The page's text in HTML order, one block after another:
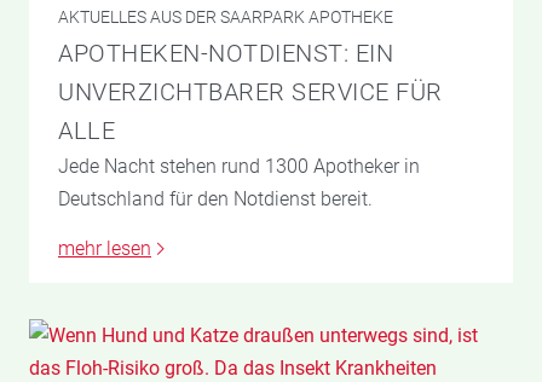
AKTUELLES AUS DER SAARPARK APOTHEKE
APOTHEKEN-NOTDIENST: EIN
UNVERZICHTBARER SERVICE FÜR
ALLE
Jede Nacht stehen rund 1300 Apotheker in
Deutschland für den Notdienst bereit.
mehr lesen